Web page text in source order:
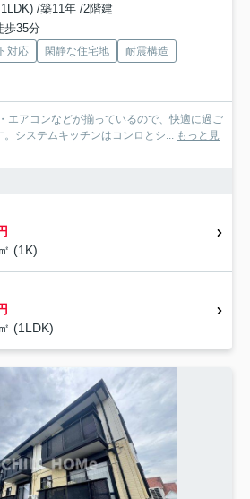
/築11年 /2階建
歩35分
対応 閑静な住宅地
耐震構造
エアコンなどが揃っているので、快適に過ご
。システムキッチンはコンロとシ... もっと見
(1K)
(1LDK)